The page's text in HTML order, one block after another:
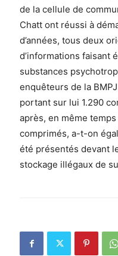
de la cellule de
Chatt ont réussi à
d’années, tous deux
d’informations faisant
substances
enquêteurs de la
portant sur lui 1.290
après, en même
comprimés, a-t-on
été présentés devant
stockage illégaux de